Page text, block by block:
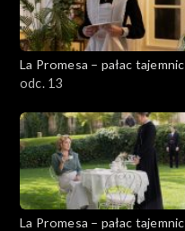
La Promesa – pałac tajemnic
odc. 13
La Promesa – pałac tajemnic